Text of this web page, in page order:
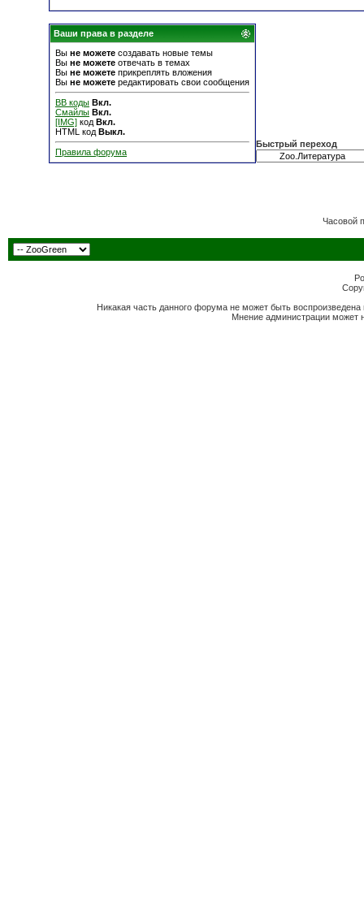
Ваши права в разделе
Вы не можете создавать новые темы
Вы не можете отвечать в темах
Вы не можете прикреплять вложения
Вы не можете редактировать свои сообщения
BB коды Вкл.
Смайлы Вкл.
[IMG] код Вкл.
HTML код Выкл.
Правила форума
Быстрый переход
Часовой
Никакая часть данного форума не может быть
Мнение администрации может